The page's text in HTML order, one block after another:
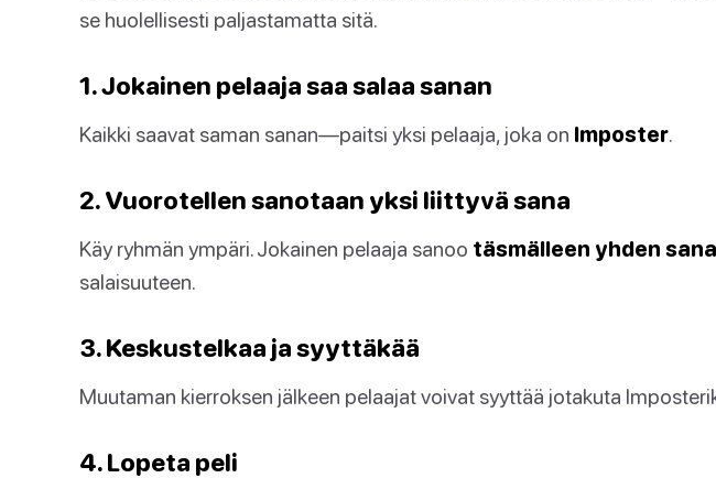
se huolellisesti paljastamatta sitä.
1. Jokainen pelaaja saa salaa sanan
Kaikki saavat saman sanan—paitsi yksi pelaaja, joka on Imposter.
2. Vuorotellen sanotaan yksi liittyvä sana
Käy ryhmän ympäri. Jokainen pelaaja sanoo täsmälleen yhden
salaisuuteen.
3. Keskustelkaa ja syyttäkää
Muutaman kierroksen jälkeen pelaajat voivat syyttää jotakuta
4. Lopeta peli